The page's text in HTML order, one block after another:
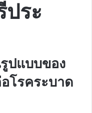
ประ
ปแบบของ
โรคระบาด